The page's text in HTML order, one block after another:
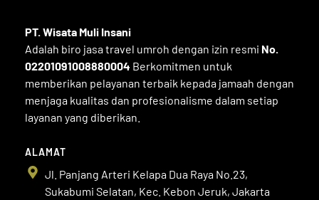
PT. Wisata Muli Insani
Adalah biro jasa travel umroh dengan izin resmi No.
02201091008880004 Berkomitmen untuk
memberikan pelayanan terbaik kepada jamaah dengan
menjaga kualitas dan profesionalisme dalam setiap
layanan yang diberikan.
ALAMAT
Jl. Panjang Arteri Kelapa Dua Raya No.23,
Sukabumi Selatan, Kec. Kebon Jeruk, Jakarta